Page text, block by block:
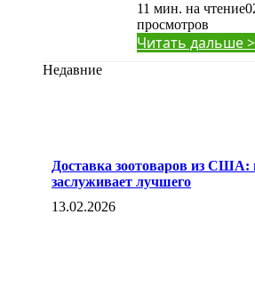
11 мин. на чтение
просмотров
Читать дальше
Недавние
Доставка зоотоваров из
заслуживает лучшего
13.02.2026